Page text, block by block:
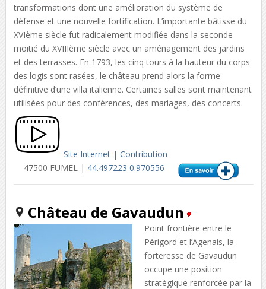
transformations dont une amélioration du système de
défense et une nouvelle fortification. L’importante bâtisse du
XVIème siècle fut radicalement modifiée dans la seconde
moitié du XVIIIème siècle avec un aménagement des jardins
et des terrasses. En 1793, les cinq tours à la hauteur du corps
des logis sont rasées, le château prend alors la forme
définitive d’une villa italienne. Certaines salles sont maintenant
utilisées pour des conférences, des mariages, des concerts.
Site Internet| Contribution
47500 FUMEL | 44.497223 0.970556
Château de Gavaudun
Point frontière entre le
Périgord et l’Agenais, la
forteresse de Gavaudun
occupe une position
stratégique renforcée par la